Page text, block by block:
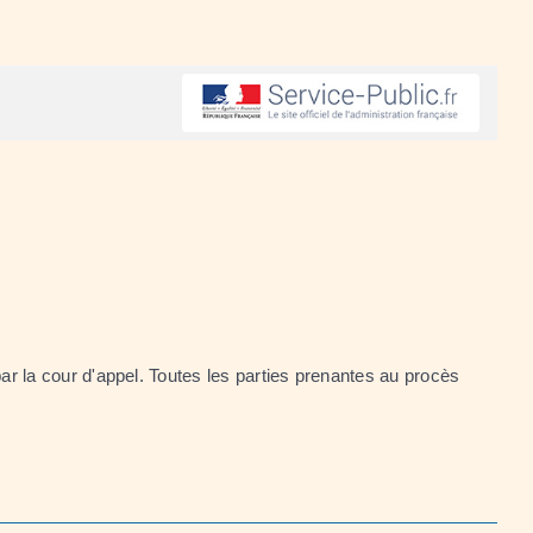
la cour d'appel. Toutes les parties prenantes au procès